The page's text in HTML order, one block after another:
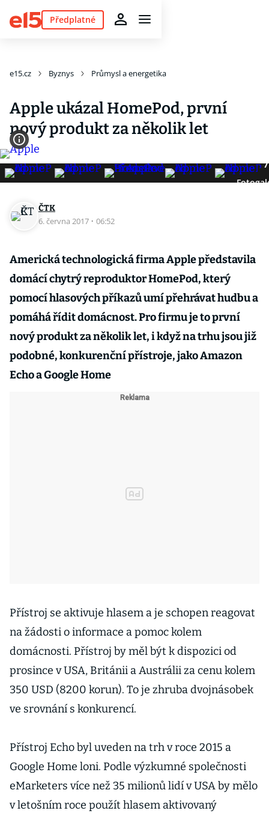
Předplatné
e15.cz Byznys Průmysl a energetika
Apple ukázal HomePod, první
nový produkt za několik let
7
ČTK
6. června 2017 · 06:52
Americká technologická firma Apple představila
domácí chytrý reproduktor HomePod, který
pomocí hlasových příkazů umí přehrávat hudbu a
pomáhá řídit domácnost. Pro firmu je to první
nový produkt za několik let, i když na trhu jsou již
podobné, konkurenční přístroje, jako Amazon
Echo a Google Home
Přístroj se aktivuje hlasem a je schopen reagovat
na žádosti o informace a pomoc kolem
domácnosti. Přístroj by měl být k dispozici od
prosince v USA, Británii a Austrálii za cenu kolem
350 USD (8200 korun). To je zhruba dvojnásobek
ve srovnání s konkurencí.
Přístroj Echo byl uveden na trh v roce 2015 a
Google Home loni. Podle výzkumné společnosti
eMarketers více než 35 milionů lidí v USA by mělo
v letošním roce použít hlasem aktivovaný